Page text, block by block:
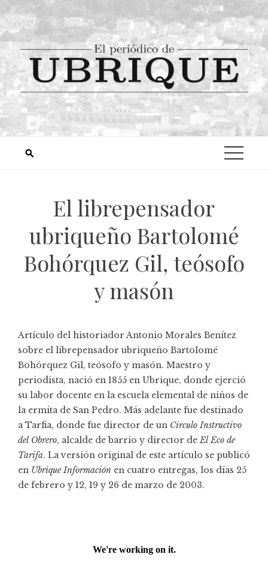
El librepensador
ubriqueño Bartolomé
Bohórquez Gil, teósofo
y masón
Artículo del historiador Antonio Morales Benítez
sobre el librepensador ubriqueño Bartolomé
Bohórquez Gil, teósofo y masón. Maestro y
periodista, nació en 1855 en Ubrique, donde ejerció
su labor docente en la escuela elemental de niños de
la ermita de San Pedro. Más adelante fue destinado
a Tarfia, donde fue director de un Círculo Instructivo
del Obrero, alcalde de barrio y director deEl Eco de
Tarifa. La versión original de este artículo se publicó
en Ubrique Información en cuatro entregas, los días 25
de febrero y 12, 19 y 26 de marzo de 2003.